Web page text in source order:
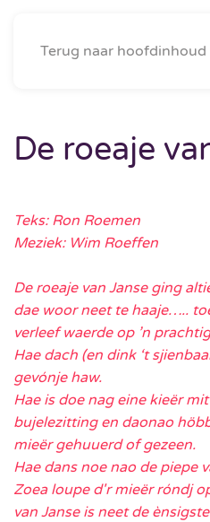
Terug naar hoofdinhoud
Menu
De roeaje
Teks: Ron Roemen
Meziek: Wim Roeffen
De roeaje van Janse ging
dae woor neet te haaje…..
verleef waerde op ’n
Hae dach (en dink ‘t
gevónje haw.
Hae is doe nag eine kieër
bujelezitting en daonao
mieër gehuuerd of gezeen.
Hae dans noe nao de piepe
Zoea loupe d'r mieër róndj
van Janse is neet de